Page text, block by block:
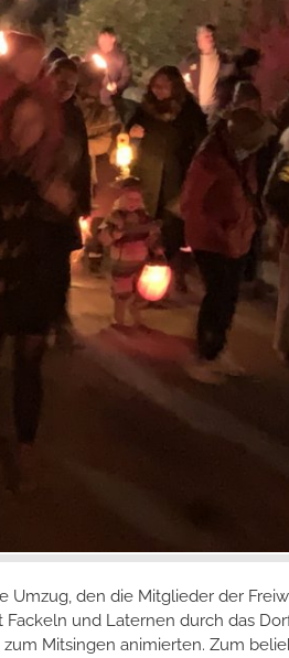
Umzug, den die Mitglieder der
und Laternen durch das
Mitsingen animierten. Zum